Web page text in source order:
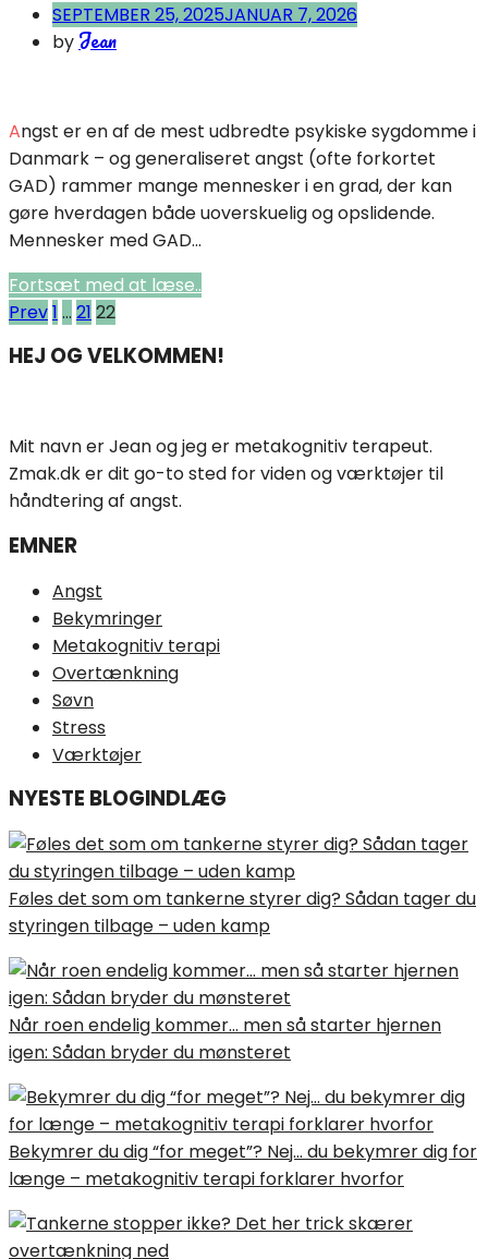
SEPTEMBER 25, 2025JANUAR 7, 2026
by Jean
Angst er en af de mest udbredte psykiske sygdomme i
Danmark – og generaliseret angst (ofte forkortet
GAD) rammer mange mennesker i en grad, der kan
gøre hverdagen både uoverskuelig og opslidende.
Mennesker med GAD...
Fortsæt med at læse..
Indlægsinddeling
Prev1 … 21 22
HEJ OG VELKOMMEN!
Mit navn er Jean og jeg er metakognitiv terapeut.
Zmak.dk er dit go-to sted for viden og værktøjer til
håndtering af angst.
EMNER
Angst
Bekymringer
Metakognitiv terapi
Overtænkning
Søvn
Stress
Værktøjer
NYESTE BLOGINDLÆG
Føles det som om tankerne styrer dig? Sådan tager du
styringen tilbage – uden kamp
Når roen endelig kommer… men så starter hjernen
igen: Sådan bryder du mønsteret
Bekymrer du dig “for meget”? Nej… du bekymrer dig for
længe – metakognitiv terapi forklarer hvorfor